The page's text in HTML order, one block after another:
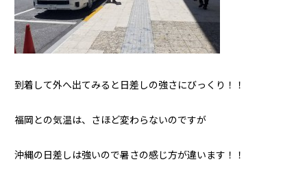
到着して外へ出てみると日差しの強さにびっくり！！
福岡との気温は、さほど変わらないのですが
沖縄の日差しは強いので暑さの感じ方が違います！！